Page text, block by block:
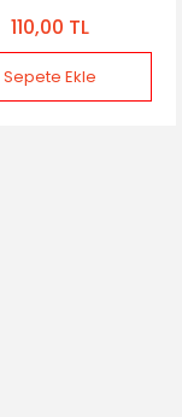
110,00 TL
Sepete Ekle